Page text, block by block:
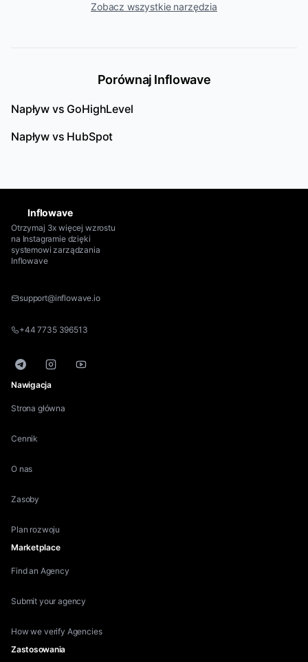
Zobacz wszystkie narzędzia
Porównaj Inflowave
Napływ vs GoHighLevel
Napływ vs HubSpot
Inflowave
Otrzymaj 3x więcej wzrostu
na Instagramie dzięki
systemowi zarządzania
Inflowave
support@inflowave.io
+44 7735 396513
TelegramInstagramYouTube
Nawigacja
Strona główna
Cennik
O nas
Zasoby
Plan rozwoju
Marketplace
Find an Agency
Submit your agency
How we verify Agencies
Zastosowania